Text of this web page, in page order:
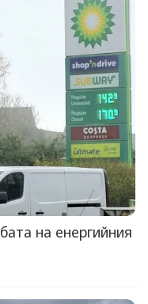
на енергийния